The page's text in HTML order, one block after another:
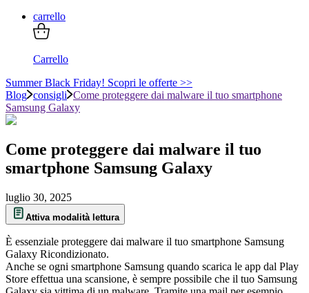
carrello
Carrello
Summer Black Friday! Scopri le offerte >>
Blog consigli Come proteggere dai malware il tuo smartphone
Samsung Galaxy
Come proteggere dai malware il tuo
smartphone Samsung Galaxy
luglio 30, 2025
Attiva modalità lettura
È essenziale proteggere dai malware il tuo smartphone Samsung
Galaxy Ricondizionato.
Anche se ogni smartphone Samsung quando scarica le app dal Play
Store effettua una scansione, è sempre possibile che il tuo Samsung